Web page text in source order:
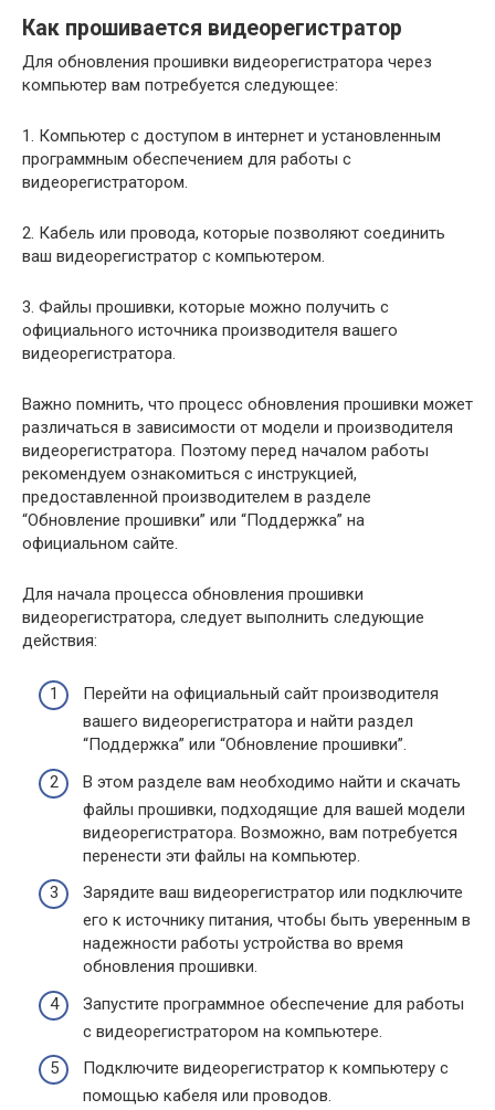
Как прошивается видеорегистратор
Для обновления прошивки видеорегистратора через
компьютер вам потребуется следующее:
1. Компьютер с доступом в интернет и установленным
программным обеспечением для работы с
видеорегистратором.
2. Кабель или провода, которые позволяют соединить
ваш видеорегистратор с компьютером.
3. Файлы прошивки, которые можно получить с
официального источника производителя вашего
видеорегистратора.
Важно помнить, что процесс обновления прошивки может
различаться в зависимости от модели и производителя
видеорегистратора. Поэтому перед началом работы
рекомендуем ознакомиться с инструкцией,
предоставленной производителем в разделе
“Обновление прошивки” или “Поддержка” на
официальном сайте.
Для начала процесса обновления прошивки
видеорегистратора, следует выполнить следующие
действия:
Перейти на официальный сайт производителя
вашего видеорегистратора и найти раздел
“Поддержка” или “Обновление прошивки”.
В этом разделе вам необходимо найти и скачать
файлы прошивки, подходящие для вашей модели
видеорегистратора. Возможно, вам потребуется
перенести эти файлы на компьютер.
Зарядите ваш видеорегистратор или подключите
его к источнику питания, чтобы быть уверенным в
надежности работы устройства во время
обновления прошивки.
Запустите программное обеспечение для работы
с видеорегистратором на компьютере.
Подключите видеорегистратор к компьютеру с
помощью кабеля или проводов.